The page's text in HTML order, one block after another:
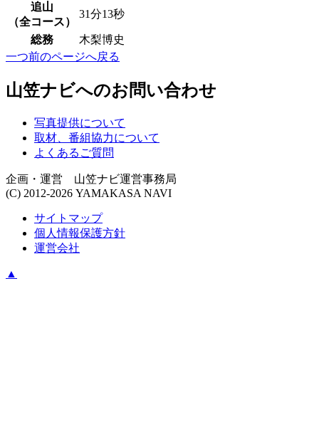
追山
（全コース）
31分13秒
総務
木梨博史
一つ前のページへ戻る
山笠ナビへのお問い合わせ
写真提供について
取材、番組協力について
よくあるご質問
企画・運営 山笠ナビ運営事務局
(C) 2012-2026 YAMAKASA NAVI
サイトマップ
個人情報保護方針
運営会社
▲